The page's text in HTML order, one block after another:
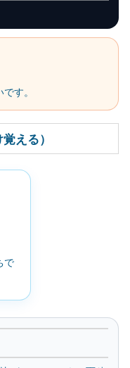
す。
える）
で